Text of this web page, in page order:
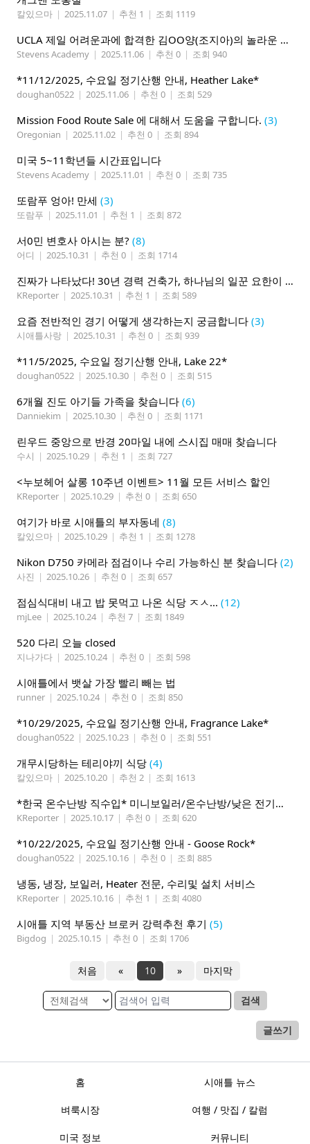
칼있으마 | 2025.11.07 | 추천 1 | 조회 1119
UCLA 제일 어려운과에 합격한 김OO양(조지아)의 놀라운 스펙입니다.
Stevens Academy | 2025.11.06 | 추천 0 | 조회 940
*11/12/2025, 수요일 정기산행 안내, Heather Lake*
doughan0522 | 2025.11.06 | 추천 0 | 조회 529
Mission Food Route Sale 에 대해서 도움을 구합니다. (3)
Oregonian | 2025.11.02 | 추천 0 | 조회 894
미국 5~11학년들 시간표입니다
Stevens Academy | 2025.11.01 | 추천 0 | 조회 735
또람푸 엉아! 만세 (3)
또람푸 | 2025.11.01 | 추천 1 | 조회 872
서0민 변호사 아시는 분? (8)
어디 | 2025.10.31 | 추천 0 | 조회 1714
진짜가 나타났다! 30년 경력 건축가, 하나님의 일꾼 요한이 책임 시공합니다.
KReporter | 2025.10.31 | 추천 1 | 조회 589
요즘 전반적인 경기 어떻게 생각하는지 궁금합니다 (3)
시애틀사랑 | 2025.10.31 | 추천 0 | 조회 939
*11/5/2025, 수요일 정기산행 안내, Lake 22*
doughan0522 | 2025.10.30 | 추천 0 | 조회 515
6개월 진도 아기들 가족을 찾습니다 (6)
Danniekim | 2025.10.30 | 추천 0 | 조회 1171
린우드 중앙으로 반경 20마일 내에 스시집 매매 찾습니다
수시 | 2025.10.29 | 추천 1 | 조회 727
<누보헤어 살롱 10주년 이벤트> 11월 모든 서비스 할인
KReporter | 2025.10.29 | 추천 0 | 조회 650
여기가 바로 시애틀의 부자동네 (8)
칼있으마 | 2025.10.29 | 추천 1 | 조회 1278
Nikon D750 카메라 점검이나 수리 가능하신 분 찾습니다 (2)
사진 | 2025.10.26 | 추천 0 | 조회 657
점심식대비 내고 밥 못먹고 나온 식당 ㅈㅅ... (12)
mjLee | 2025.10.24 | 추천 7 | 조회 1849
520 다리 오늘 closed
지나가다 | 2025.10.24 | 추천 0 | 조회 598
시애틀에서 뱃살 가장 빨리 빼는 법
runner | 2025.10.24 | 추천 0 | 조회 850
*10/29/2025, 수요일 정기산행 안내, Fragrance Lake*
doughan0522 | 2025.10.23 | 추천 0 | 조회 551
개무시당하는 테리야끼 식당 (4)
칼있으마 | 2025.10.20 | 추천 2 | 조회 1613
*한국 온수난방 직수입* 미니보일러/온수난방/낮은 전기요금
KReporter | 2025.10.17 | 추천 0 | 조회 620
*10/22/2025, 수요일 정기산행 안내 - Goose Rock*
doughan0522 | 2025.10.16 | 추천 0 | 조회 885
냉동, 냉장, 보일러, Heater 전문, 수리및 설치 서비스
KReporter | 2025.10.16 | 추천 1 | 조회 4080
시애틀 지역 부동산 브로커 강력추천 후기 (5)
Bigdog | 2025.10.15 | 추천 0 | 조회 1706
처음 « 10 » 마지막
검색
글쓰기
홈 시애틀 뉴스
벼룩시장 여행 / 맛집 / 칼럼
미국 정보 커뮤니티